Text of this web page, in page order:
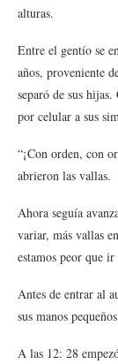
alturas.
Entre el gentío se
años, proveniente
separó de sus
por celular a sus
“¡Con orden, con
abrieron las vallas.
Ahora seguía
variar, más vallas
estamos peor que
Antes de entrar al
sus manos
A las 12: 28